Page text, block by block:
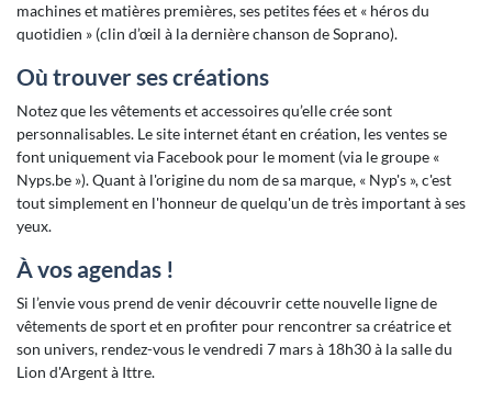
machines et matières premières, ses petites fées et « héros du
quotidien » (clin d’œil à la dernière chanson de Soprano).
Où trouver ses créations
Notez que les vêtements et accessoires qu’elle crée sont
personnalisables. Le site internet étant en création, les ventes se
font uniquement via Facebook pour le moment (via le groupe «
Nyps.be »). Quant à l'origine du nom de sa marque, « Nyp's », c'est
tout simplement en l'honneur de quelqu'un de très important à ses
yeux.
À vos agendas !
Si l’envie vous prend de venir découvrir cette nouvelle ligne de
vêtements de sport et en profiter pour rencontrer sa créatrice et
son univers, rendez-vous le vendredi 7 mars à 18h30 à la salle du
Lion d'Argent à Ittre.